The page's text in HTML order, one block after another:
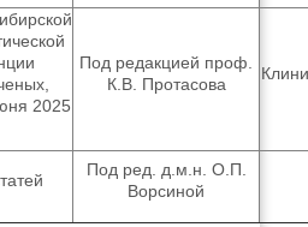
2025
Под редакцией проф.
К.В. Протасова
Под ред. д.м.н. О.П.
Ворсиной